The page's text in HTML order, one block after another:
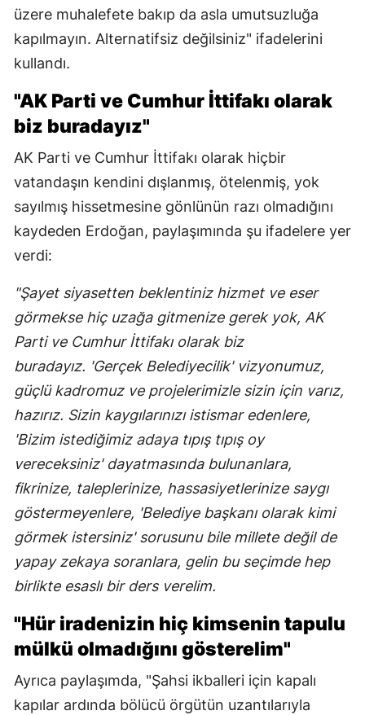
üzere muhalefete bakıp da asla umutsuzluğa
kapılmayın. Alternatifsiz değilsiniz" ifadelerini
kullandı.
"AK Parti ve Cumhur İttifakı olarak
biz buradayız"
AK Parti ve Cumhur İttifakı olarak hiçbir
vatandaşın kendini dışlanmış, ötelenmiş, yok
sayılmış hissetmesine gönlünün razı olmadığını
kaydeden Erdoğan, paylaşımında şu ifadelere yer
verdi:
"Şayet siyasetten beklentiniz hizmet ve eser
görmekse hiç uzağa gitmenize gerek yok, AK
Parti ve Cumhur İttifakı olarak biz
buradayız. 'Gerçek Belediyecilik' vizyonumuz,
güçlü kadromuz ve projelerimizle sizin için varız,
hazırız. Sizin kaygılarınızı istismar edenlere,
'Bizim istediğimiz adaya tıpış tıpış oy
vereceksiniz' dayatmasında bulunanlara,
fikrinize, taleplerinize, hassasiyetlerinize saygı
göstermeyenlere, 'Belediye başkanı olarak kimi
görmek istersiniz' sorusunu bile millete değil de
yapay zekaya soranlara, gelin bu seçimde hep
birlikte esaslı bir ders verelim.
"Hür iradenizin hiç kimsenin tapulu
mülkü olmadığını gösterelim"
Ayrıca paylaşımda, "Şahsi ikballeri için kapalı
kapılar ardında bölücü örgütün uzantılarıyla